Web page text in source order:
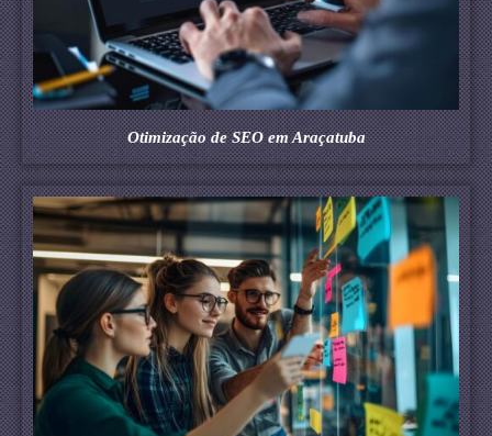
Otimização de SEO em Araçatuba